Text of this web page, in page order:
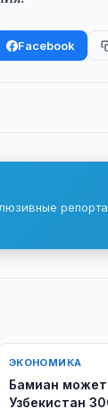
Facebook
ЭКОНОМИКА
Бамиан может
Узбекистан